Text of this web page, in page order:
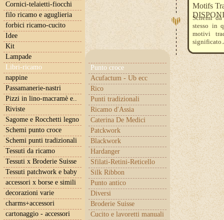
Cornici-telaietti-fiocchi
filo ricamo e aguglieria
forbici ricamo-cucito
Idee
Kit
Lampade
Libri-ricamo
Punto croce
Acufactum - Ub ecc
Rico
Punti tradizionali
Ricamo d'Assia
Caterina De Medici
Patckwork
Blackwork
Hardanger
Sfilati-Retini-Reticello
Silk Ribbon
Punto antico
Diversi
Broderie Suisse
Cucito e lavoretti manuali
nappine
Passamanerie-nastri
Pizzi in lino-macramè e..
Riviste
Sagome e Rocchetti legno
Schemi punto croce
Schemi punti tradizionali
Tessuti da ricamo
Tessuti x Broderie Suisse
Tessuti patchwork e baby
accessori x borse e simili
decorazioni varie
charms+accessori
cartonaggio - accessori
Motifs
Schemi
stesso in
motivi